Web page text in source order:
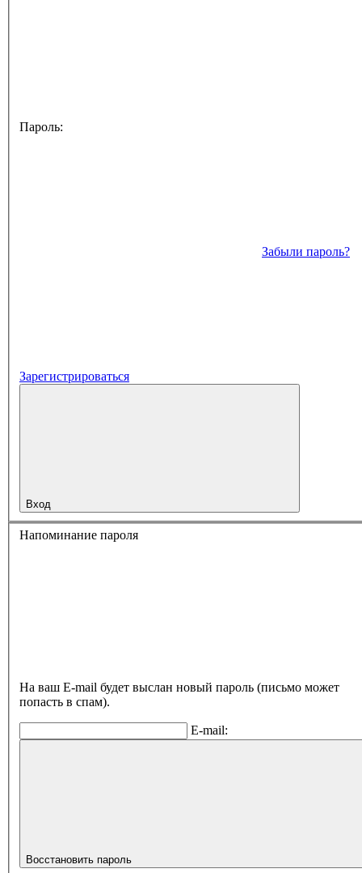
Пароль:
Забыли пароль?
Зарегистрироваться
Вход
Напоминание пароля
На ваш E-mail будет выслан новый пароль (письмо может
попасть в спам).
E-mail:
Восстановить пароль